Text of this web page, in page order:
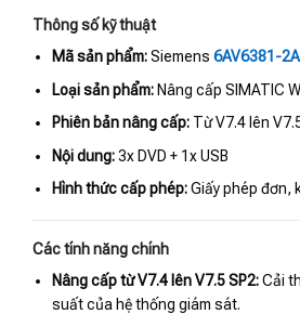
Thông số kỹ thuật
Mã sản phẩm:Siemens6AV6381-
Loại sản phẩm: Nâng cấp SIMATIC
Phiên bản nâng cấp: Từ V7.4 lên
Nội dung:3x DVD + 1x USB
Hình thức cấp phép:Giấy phép đơn,
Các tính năng chính
Nâng cấp từ V7.4 lên V7.5 SP2:Cải
suất của hệ thống giám sát.